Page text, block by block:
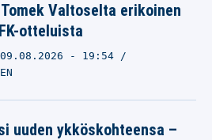
Valtoselta erikoinen
otteluista
09.08.2026 - 19:54
uuden ykköskohteensa –